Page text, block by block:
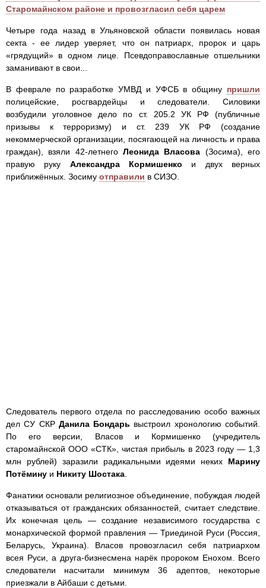
Старомайнском районе и провозгласил себя царем
Четыре года назад в Ульяновской области появилась новая
секта - ее лидер уверяет, что он патриарх, пророк и царь
«грядущий» в одном лице. Псевдоправославные отшельники
заманивают в свои...
В феврале по разработке УМВД и УФСБ в общину пришли
полицейские, росгвардейцы и следователи. Силовики
возбудили уголовное дело по ст. 205.2 УК РФ (публичные
призывы к терроризму) и ст. 239 УК РФ (создание
некоммерческой организации, посягающей на личность и права
граждан), взяли 42-летнего Леонида Власова (Зосима), его
правую руку Александра Кормишенко и двух верных
приближённых. Зосиму отправили в СИЗО.
Следователь первого отдела по расследованию особо важных
дел СУ СКР Данила Бондарь выстроил хронологию событий.
По его версии, Власов и Кормишенко (учредитель
старомайнской ООО «СТК», чистая прибыль в 2023 году — 1,3
млн рублей) заразили радикальными идеями неких Марину
Потёмину и Никиту Шостака.
Фанатики основали религиозное объединение, побуждая людей
отказываться от гражданских обязанностей, считает следствие.
Их конечная цель — создание независимого государства с
монархической формой правления — Триединой Руси (Россия,
Беларусь, Украина). Власов провозгласил себя патриархом
всея Руси, а друга-бизнесмена нарёк пророком Енохом. Всего
следователи насчитали минимум 36 адептов, некоторые
приезжали в Айбаши с детьми.